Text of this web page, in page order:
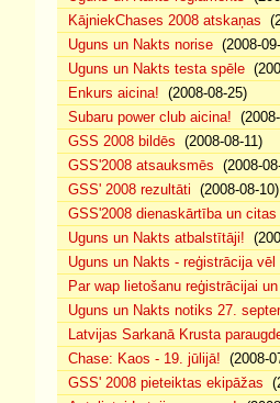
KājniekChases 2008 atskaņas
Uguns un Nakts norise (2008-
Uguns un Nakts testa spēle
Enkurs aicina! (2008-08-25)
Subaru power club aicina!
GSS 2008 bildēs (2008-08-11)
GSS'2008 atsauksmēs (2008-
GSS' 2008 rezultāti (2008-08-10)
GSS'2008 dienaskārtība un
Uguns un Nakts atbalstītāji!
Uguns un Nakts - reģistrācija
Par wap lietošanu reģistrācijai
Uguns un Nakts notiks 27.
Latvijas Sarkanā Krusta
Chase: Kaos - 19. jūlijā! (2008-
GSS' 2008 pieteiktas ekipāžas